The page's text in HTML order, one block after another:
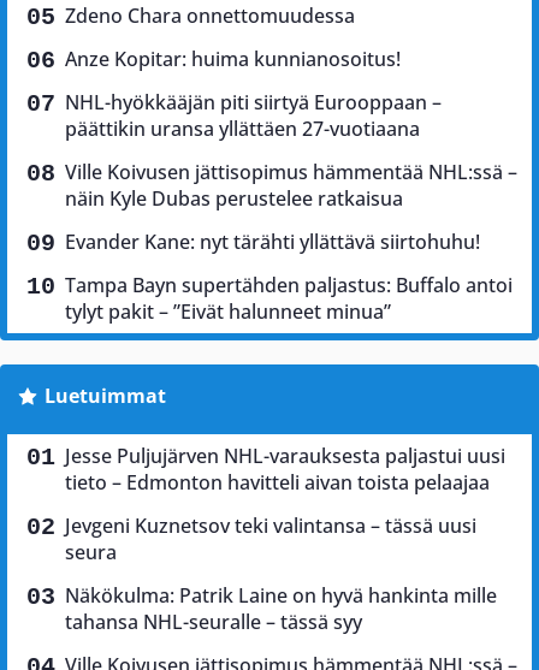
Zdeno Chara onnettomuudessa
Anze Kopitar: huima kunnianosoitus!
NHL-hyökkääjän piti siirtyä Eurooppaan –
päättikin uransa yllättäen 27-vuotiaana
Ville Koivusen jättisopimus hämmentää NHL:ssä –
näin Kyle Dubas perustelee ratkaisua
Evander Kane: nyt tärähti yllättävä siirtohuhu!
Tampa Bayn supertähden paljastus: Buffalo antoi
tylyt pakit – ”Eivät halunneet minua”
Luetuimmat
Jesse Puljujärven NHL-varauksesta paljastui uusi
tieto – Edmonton havitteli aivan toista pelaajaa
Jevgeni Kuznetsov teki valintansa – tässä uusi
seura
Näkökulma: Patrik Laine on hyvä hankinta mille
tahansa NHL-seuralle – tässä syy